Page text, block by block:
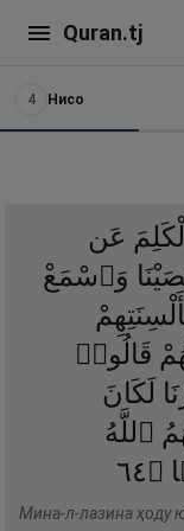
Quran.tj
4 Нисо
عَن
وَٱسْمَعْ
قَالُوا۟
لَكَانَ
ٱللَّهُ
۝٤٦
Мина-л-лазина ҳоду